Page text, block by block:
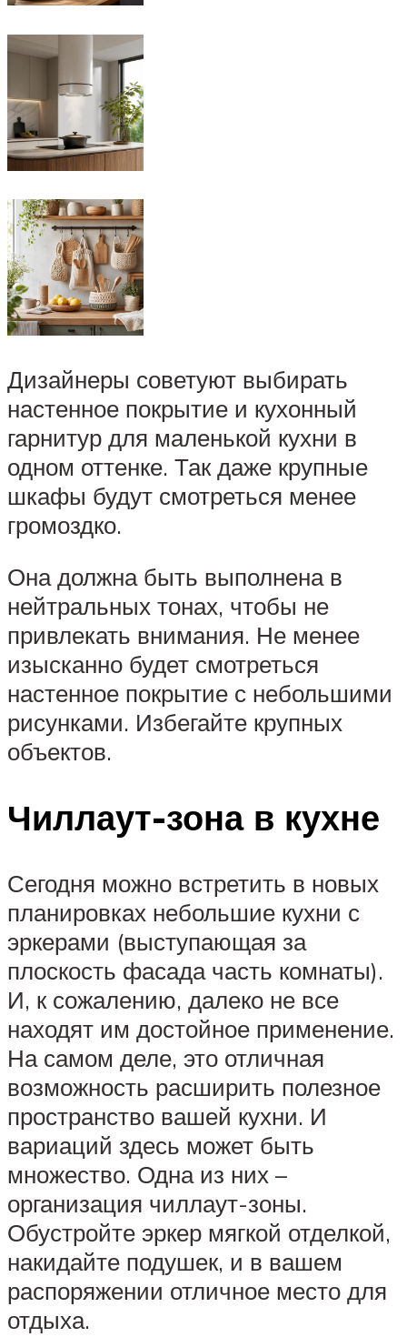
Дизайнеры советуют выбирать
настенное покрытие и кухонный
гарнитур для маленькой кухни в
одном оттенке. Так даже крупные
шкафы будут смотреться менее
громоздко.
Она должна быть выполнена в
нейтральных тонах, чтобы не
привлекать внимания. Не менее
изысканно будет смотреться
настенное покрытие с небольшими
рисунками. Избегайте крупных
объектов.
Чиллаут-зона в кухне
Сегодня можно встретить в новых
планировках небольшие кухни с
эркерами (выступающая за
плоскость фасада часть комнаты).
И, к сожалению, далеко не все
находят им достойное применение.
На самом деле, это отличная
возможность расширить полезное
пространство вашей кухни. И
вариаций здесь может быть
множество. Одна из них –
организация чиллаут-зоны.
Обустройте эркер мягкой отделкой,
накидайте подушек, и в вашем
распоряжении отличное место для
отдыха.